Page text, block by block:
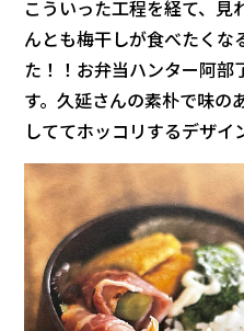
こういった工程を経て、見
んとも梅干しが食べたくな
た！！お弁当ハンター阿部
す。久延さんの素朴で味の
しててホッコリするデザイ